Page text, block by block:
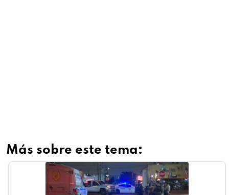
Más sobre este tema: